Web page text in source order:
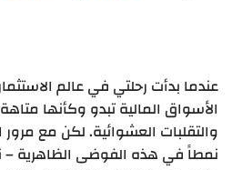
عندما بدأت رحلتي في عالم
الأسواق المالية تبدو وكأنها
والتقلبات العشوائية. لكن مع
نمطاً في هذه الفوضى الظاهرية –